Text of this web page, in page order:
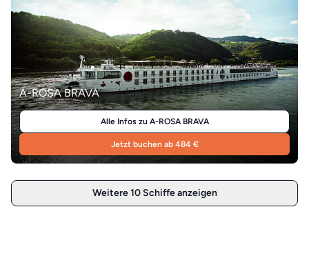
A-ROSA BRAVA
Alle Infos zu A-ROSA BRAVA
Jetzt buchen ab 484 €
Weitere 10 Schiffe anzeigen